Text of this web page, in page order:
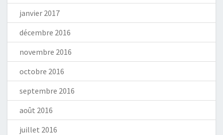
janvier 2017
décembre 2016
novembre 2016
octobre 2016
septembre 2016
août 2016
juillet 2016